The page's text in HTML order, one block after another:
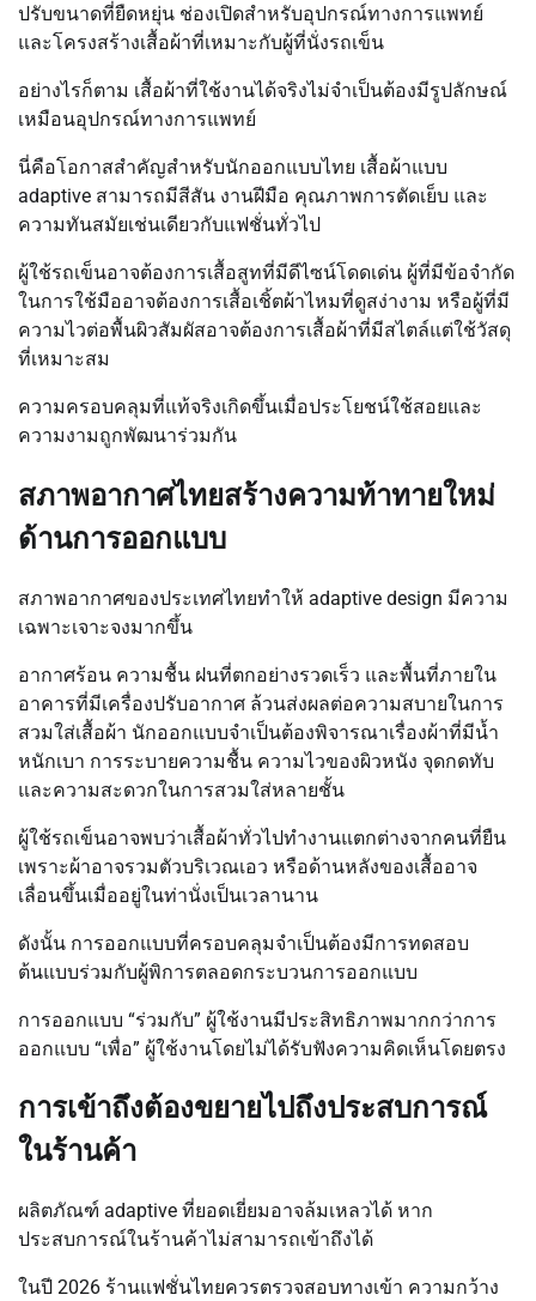
ปรับขนาดที่ยืดหยุ่น ช่องเปิดสำหรับอุปกรณ์ทางการแพทย์
และโครงสร้างเสื้อผ้าที่เหมาะกับผู้ที่นั่งรถเข็น
อย่างไรก็ตาม เสื้อผ้าที่ใช้งานได้จริงไม่จำเป็นต้องมีรูปลักษณ์
เหมือนอุปกรณ์ทางการแพทย์
นี่คือโอกาสสำคัญสำหรับนักออกแบบไทย เสื้อผ้าแบบ
adaptive สามารถมีสีสัน งานฝีมือ คุณภาพการตัดเย็บ และ
ความทันสมัยเช่นเดียวกับแฟชั่นทั่วไป
ผู้ใช้รถเข็นอาจต้องการเสื้อสูทที่มีดีไซน์โดดเด่น ผู้ที่มีข้อจำกัด
ในการใช้มืออาจต้องการเสื้อเชิ้ตผ้าไหมที่ดูสง่างาม หรือผู้ที่มี
ความไวต่อพื้นผิวสัมผัสอาจต้องการเสื้อผ้าที่มีสไตล์แต่ใช้วัสดุ
ที่เหมาะสม
ความครอบคลุมที่แท้จริงเกิดขึ้นเมื่อประโยชน์ใช้สอยและ
ความงามถูกพัฒนาร่วมกัน
สภาพอากาศไทยสร้างความท้าทายใหม่
ด้านการออกแบบ
สภาพอากาศของประเทศไทยทำให้ adaptive design มีความ
เฉพาะเจาะจงมากขึ้น
อากาศร้อน ความชื้น ฝนที่ตกอย่างรวดเร็ว และพื้นที่ภายใน
อาคารที่มีเครื่องปรับอากาศ ล้วนส่งผลต่อความสบายในการ
สวมใส่เสื้อผ้า นักออกแบบจำเป็นต้องพิจารณาเรื่องผ้าที่มีน้ำ
หนักเบา การระบายความชื้น ความไวของผิวหนัง จุดกดทับ
และความสะดวกในการสวมใส่หลายชั้น
ผู้ใช้รถเข็นอาจพบว่าเสื้อผ้าทั่วไปทำงานแตกต่างจากคนที่ยืน
เพราะผ้าอาจรวมตัวบริเวณเอว หรือด้านหลังของเสื้ออาจ
เลื่อนขึ้นเมื่ออยู่ในท่านั่งเป็นเวลานาน
ดังนั้น การออกแบบที่ครอบคลุมจำเป็นต้องมีการทดสอบ
ต้นแบบร่วมกับผู้พิการตลอดกระบวนการออกแบบ
การออกแบบ “ร่วมกับ” ผู้ใช้งานมีประสิทธิภาพมากกว่าการ
ออกแบบ “เพื่อ” ผู้ใช้งานโดยไม่ได้รับฟังความคิดเห็นโดยตรง
การเข้าถึงต้องขยายไปถึงประสบการณ์
ในร้านค้า
ผลิตภัณฑ์ adaptive ที่ยอดเยี่ยมอาจล้มเหลวได้ หาก
ประสบการณ์ในร้านค้าไม่สามารถเข้าถึงได้
ในปี 2026 ร้านแฟชั่นไทยควรตรวจสอบทางเข้า ความกว้าง